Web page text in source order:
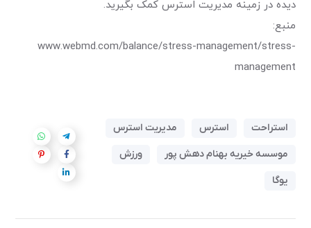
دیده در زمینه مدیریت استرس کمک بگیرید.
منبع:
www.webmd.com/balance/stress-management/stress-
management
استراحت استرس
مدیریت استرس
موسسه خیریه بهنام دهش پور
ورزش
یوگا